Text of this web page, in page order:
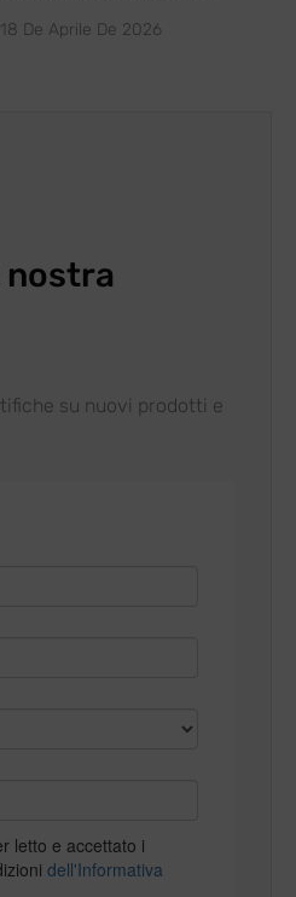
18 De Aprile De 2026
nostra
su nuovi prodotti e